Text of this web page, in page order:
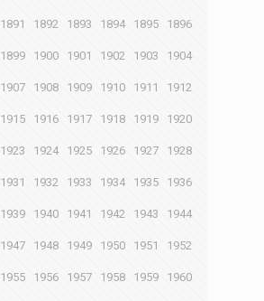
1891 1892 1893 1894 1895 1896
1899 1900 1901 1902 1903 1904
1907 1908 1909 1910 1911 1912
1915 1916 1917 1918 1919 1920
1923 1924 1925 1926 1927 1928
1931 1932 1933 1934 1935 1936
1939 1940 1941 1942 1943 1944
1947 1948 1949 1950 1951 1952
1955 1956 1957 1958 1959 1960